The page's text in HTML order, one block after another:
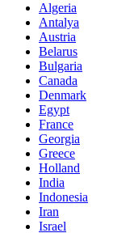
Algeria
Antalya
Austria
Belarus
Bulgaria
Canada
Denmark
Egypt
France
Georgia
Greece
Holland
India
Indonesia
Iran
Israel